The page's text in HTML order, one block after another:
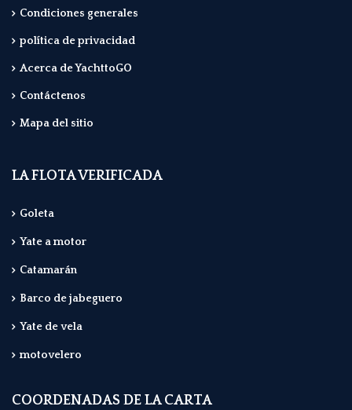
Condiciones generales
política de privacidad
Acerca de YachttoGO
Contáctenos
Mapa del sitio
LA FLOTA VERIFICADA
Goleta
Yate a motor
Catamarán
Barco de jabeguero
Yate de vela
motovelero
COORDENADAS DE LA CARTA